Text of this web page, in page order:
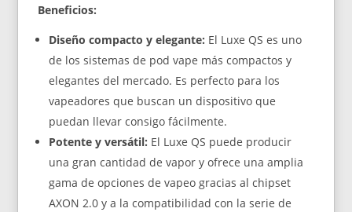
Beneficios:
Diseño compacto y elegante: El Luxe QS es uno
de los sistemas de pod vape más compactos y
elegantes del mercado. Es perfecto para los
vapeadores que buscan un dispositivo que
puedan llevar consigo fácilmente.
Potente y versátil: El Luxe QS puede producir
una gran cantidad de vapor y ofrece una amplia
gama de opciones de vapeo gracias al chipset
AXON 2.0 y a la compatibilidad con la serie de